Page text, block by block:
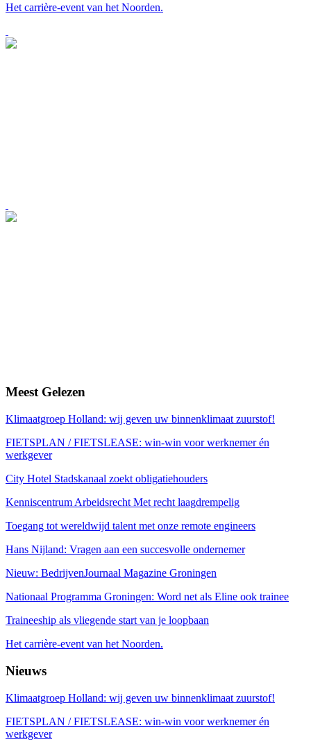
Het carrière-event van het Noorden.
MeestGelezen
Klimaatgroep Holland: wij geven uw binnenklimaat zuurstof!
FIETSPLAN / FIETSLEASE: win-win voor werknemer én
werkgever
City Hotel Stadskanaal zoekt obligatiehouders
Kenniscentrum Arbeidsrecht Met recht laagdrempelig
Toegang tot wereldwijd talent met onze remote engineers
Hans Nijland: Vragen aan een succesvolle ondernemer
Nieuw: BedrijvenJournaal Magazine Groningen
Nationaal Programma Groningen: Word net als Eline ook trainee
Traineeship als vliegende start van je loopbaan
Het carrière-event van het Noorden.
Nieuws
Klimaatgroep Holland: wij geven uw binnenklimaat zuurstof!
FIETSPLAN / FIETSLEASE: win-win voor werknemer én
werkgever